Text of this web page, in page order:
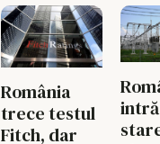
tuberculozei
și a
drogurilor
România
trece testul
Fitch, dar